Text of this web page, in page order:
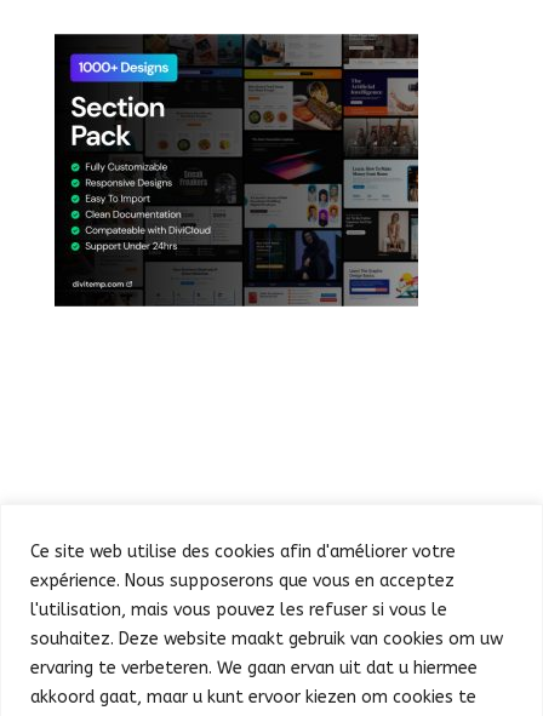
Ce site web utilise des cookies afin d'améliorer votre
expérience. Nous supposerons que vous en acceptez
l'utilisation, mais vous pouvez les refuser si vous le
souhaitez. Deze website maakt gebruik van cookies om uw
ervaring te verbeteren. We gaan ervan uit dat u hiermee
akkoord gaat, maar u kunt ervoor kiezen om cookies te
Défilé
Fête au Parc
Concert et feu d’artifice